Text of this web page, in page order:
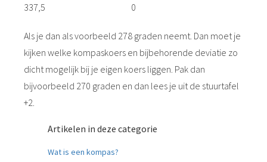
337,5 0
Als je dan als voorbeeld 278 graden neemt. Dan moet je
kijken welke kompaskoers en bijbehorende deviatie zo
dicht mogelijk bij je eigen koers liggen. Pak dan
bijvoorbeeld 270 graden en dan lees je uit de stuurtafel
+2.
Artikelen in deze categorie
Wat is een kompas?